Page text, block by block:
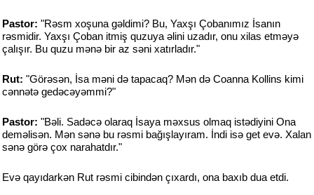
Pastor: "Rəsm xoşuna gəldimi? Bu, Yaxşı Çobanımız İsanın
rəsmidir. Yaxşı Çoban itmiş quzuya əlini uzadır, onu xilas etməyə
çalışır. Bu quzu mənə bir az səni xatırladır."
Rut: "Görəsən, İsa məni də tapacaq? Mən də Coanna Kollins kimi
cənnətə gedəcəyəmmi?"
Pastor: "Bəli. Sadəcə olaraq İsaya məxsus olmaq istədiyini Ona
deməlisən. Mən sənə bu rəsmi bağışlayıram. İndi isə get evə. Xalan
sənə görə çox narahatdır."
Evə qayıdarkən Rut rəsmi cibindən çıxardı, ona baxıb dua etdi.